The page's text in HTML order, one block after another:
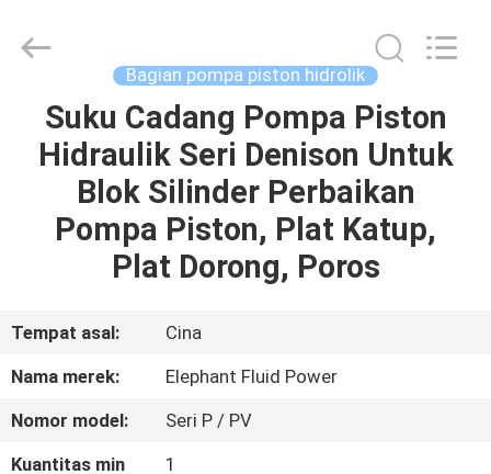
RUMAH
PRODUK
TENTANG
TUR
Power
Co.,Ltd.
Bagian pompa piston hidrolik
Suku Cadang Pompa Piston
Hidraulik Seri Denison Untuk
Blok Silinder Perbaikan
Pompa Piston, Plat Katup,
Plat Dorong, Poros
Tempat asal:
Cina
Nama merek:
Elephant Fluid Power
Nomor model:
Seri P / PV
Kuantitas min
1